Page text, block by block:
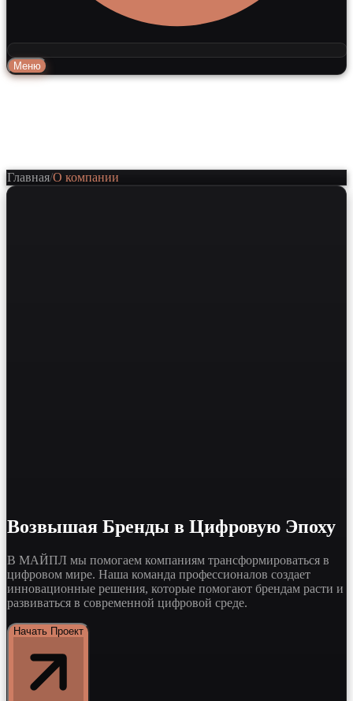
Меню
Главная/О компании
Возвышая Бренды в Цифровую Эпоху
В МАЙПЛ мы помогаем компаниям трансформироваться в
цифровом мире. Наша команда профессионалов создает
инновационные решения, которые помогают брендам расти и
развиваться в современной цифровой среде.
Начать Проект